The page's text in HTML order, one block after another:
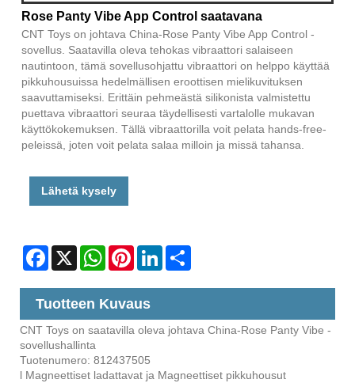
Rose Panty Vibe App Control saatavana
CNT Toys on johtava China-Rose Panty Vibe App Control -
sovellus. Saatavilla oleva tehokas vibraattori salaiseen
nautintoon, tämä sovellusohjattu vibraattori on helppo käyttää
pikkuhousuissa hedelmällisen eroottisen mielikuvituksen
saavuttamiseksi. Erittäin pehmeästä silikonista valmistettu
puettava vibraattori seuraa täydellisesti vartalolle mukavan
käyttökokemuksen. Tällä vibraattorilla voit pelata hands-free-
peleissä, joten voit pelata salaa milloin ja missä tahansa.
Lähetä kysely
Facebook
X WhatsAppPinterestLinkedIn
Tuotteen Kuvaus
CNT Toys on saatavilla oleva johtava China-Rose Panty Vibe -
sovellushallinta
Tuotenumero: 812437505
l Magneettiset ladattavat ja Magneettiset pikkuhousut